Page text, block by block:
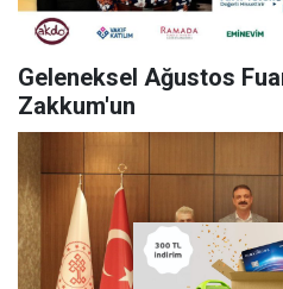
Geleneksel Ağustos
Zakkum'un